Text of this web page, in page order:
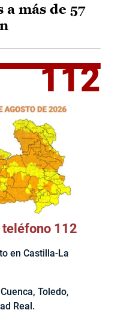
más de 57
112
112
en Castilla-La
Toledo,
Real.